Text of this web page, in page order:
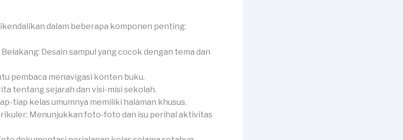
dalam beberapa komponen penting:
Desain sampul yang cocok dengan tema dan
pembaca menavigasi konten buku.
tentang sejarah dan visi-misi sekolah.
tiap kelas umumnya memiliki halaman khusus.
Menunjukkan foto-foto dan isu perihal aktivitas